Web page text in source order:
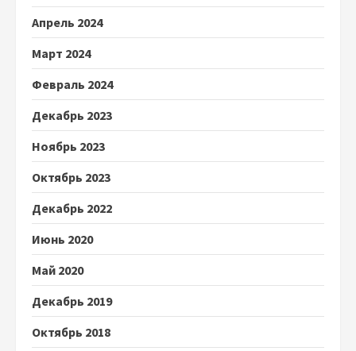
Апрель 2024
Март 2024
Февраль 2024
Декабрь 2023
Ноябрь 2023
Октябрь 2023
Декабрь 2022
Июнь 2020
Май 2020
Декабрь 2019
Октябрь 2018